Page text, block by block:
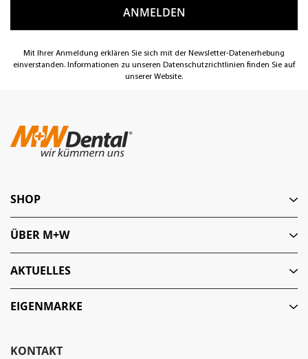
Mit Ihrer Anmeldung erklären Sie sich mit der Newsletter-Datenerhebung
einverstanden. Informationen zu unseren Datenschutzrichtlinien finden Sie auf
unserer Website.
KONTAKT
SHOP
ÜBER M+W
AKTUELLES
EIGENMARKE